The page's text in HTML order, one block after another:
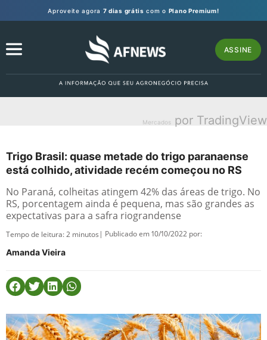
Aproveite agora 7 dias grátis com o Plano Premium!
ASSINE
Mercados por TradingView
Trigo Brasil: quase metade do trigo paranaense
está colhido, atividade recém começou no RS
No Paraná, colheitas atingem 42% das áreas de trigo. No
RS, porcentagem ainda é pequena, mas são grandes as
expectativas para a safra riograndense
Tempo de leitura:2 minutos | Publicado em 10/10/2022 por:
Amanda Vieira